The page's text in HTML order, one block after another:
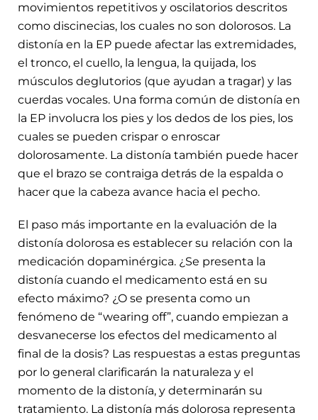
movimientos repetitivos y oscilatorios descritos
como discinecias, los cuales no son dolorosos. La
distonía en la EP puede afectar las extremidades,
el tronco, el cuello, la lengua, la quijada, los
músculos deglutorios (que ayudan a tragar) y las
cuerdas vocales. Una forma común de distonía en
la EP involucra los pies y los dedos de los pies, los
cuales se pueden crispar o enroscar
dolorosamente. La distonía también puede hacer
que el brazo se contraiga detrás de la espalda o
hacer que la cabeza avance hacia el pecho.
El paso más importante en la evaluación de la
distonía dolorosa es establecer su relación con la
medicación dopaminérgica. ¿Se presenta la
distonía cuando el medicamento está en su
efecto máximo? ¿O se presenta como un
fenómeno de “wearing off”, cuando empiezan a
desvanecerse los efectos del medicamento al
final de la dosis? Las respuestas a estas preguntas
por lo general clarificarán la naturaleza y el
momento de la distonía, y determinarán su
tratamiento. La distonía más dolorosa representa